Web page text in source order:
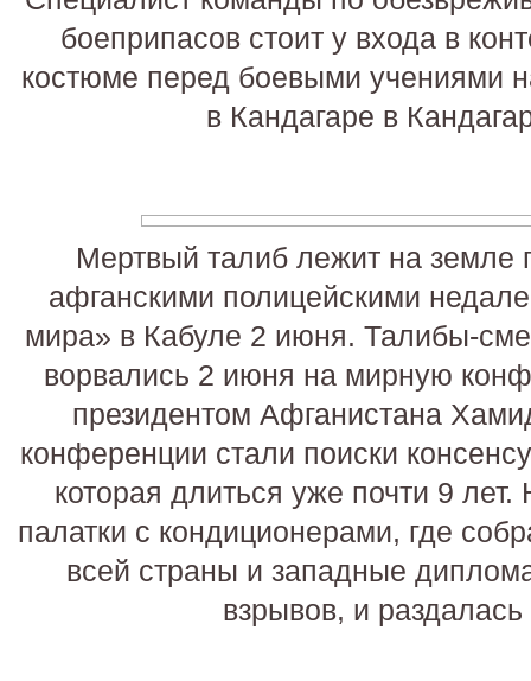
боеприпасов стоит у входа в
костюме перед боевыми учениями
в Кандагаре в
Мертвый талиб лежит на земле
афганскими полицейскими
мира» в Кабуле 2 июня. Талибы-
ворвались 2 июня на мирную
президентом Афганистана
конференции стали поиски
которая длиться уже почти 9
палатки с кондиционерами, где
всей страны и западные
взрывов, и раздалась